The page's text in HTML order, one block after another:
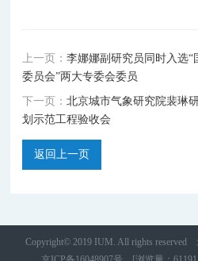
上一页：李娜娜副研究员同时入选
委员会”两大专委会委员
下一页：北京城市气象研究院裴琳
划示范工程验收会
返回上一页
Copyright© 2019 IUM. All rights